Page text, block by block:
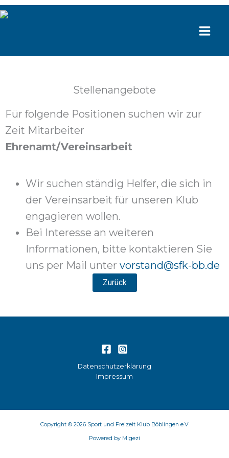
Zum
Stellenangebote
Für folgende Positionen suchen wir zur
Zeit Mitarbeiter
Ehrenamt/Vereinsarbeit
Wir suchen ständig Helfer, die sich in
der Vereinsarbeit für unseren Klub
engagieren wollen.
Bei Interesse an weiteren
Informationen, bitte kontaktieren Sie
uns per Mail unter vorstand@sfk-bb.de
Zurück
Datenschutzerklärung
Impressum
Copyright © 2026 Sport und Freizeit Klub Böblingen e.V
Powered by Migezi